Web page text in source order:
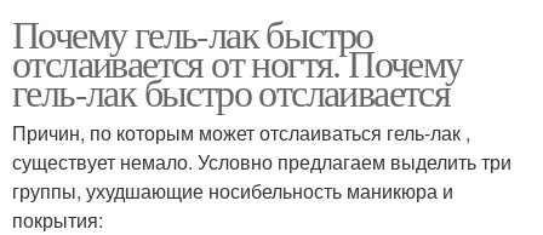
Почему гель-лак быстро
отслаивается от ногтя. Почему
гель-лак быстро отслаивается
Причин, по которым может отслаиваться гель-лак ,
существует немало. Условно предлагаем выделить три
группы, ухудшающие носибельность маникюра и
покрытия: